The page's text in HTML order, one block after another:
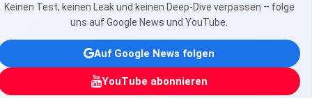
Keinen Test, keinen Leak und keinen Deep-Dive verpassen – folge
uns auf Google News und YouTube.
Auf Google News folgen
YouTube abonnieren